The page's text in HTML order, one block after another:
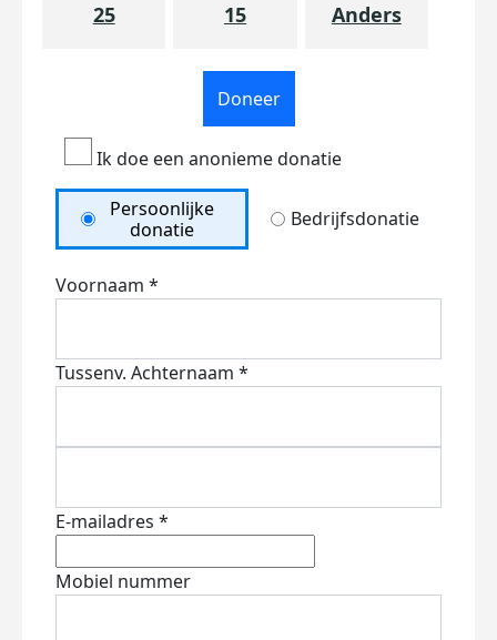
25 15 Anders
Doneer
Ik doe een anonieme donatie
Persoonlijke
donatie
Bedrijfsdonatie
Voornaam *
Tussenv. Achternaam *
E-mailadres *
Mobiel nummer